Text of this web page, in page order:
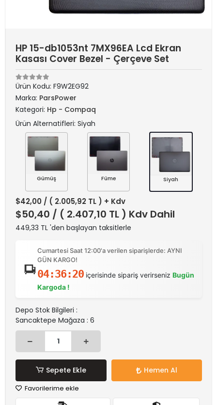
HP 15-db1053nt 7MX96EA Lcd Ekran
Kasası Cover Bezel - Çerçeve Set
Ürün Kodu: F9W2EG92
Marka: ParsPower
Kategori: Hp - Compaq
Ürün Alternatifleri: Siyah
Gümüş Füme Siyah
$42,00 / ( 2.005,92 TL ) + Kdv
$50,40 / ( 2.407,10 TL ) Kdv Dahil
449,33 TL 'den başlayan taksitlerle
Cumartesi Saat 12:00'a verilen siparişlerde: AYNI
GÜN KARGO!
04:36:20içerisinde sipariş verirseniz Bugün
Kargoda !
Depo Stok Bilgileri :
Sancaktepe Mağaza : 6
Sepete Ekle Hemen Al
Favorilerime ekle